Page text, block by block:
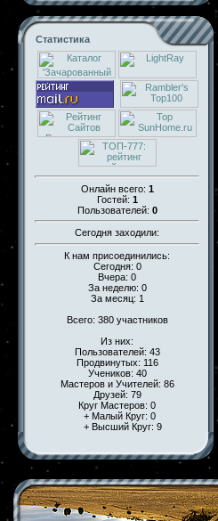
Статистика
Онлайн всего: 1
Гостей: 1
Пользователей: 0
Сегодня заходили:
К нам присоединились:
Сегодня: 0
Вчера: 0
За неделю: 0
За месяц: 1
Всего: 380 участников
Из них:
Пользователей: 43
Продвинутых: 116
Учеников: 40
Мастеров и Учителей: 86
Друзей: 79
Круг Мастеров: 0
+ Малый Круг: 0
+ Высший Круг: 9